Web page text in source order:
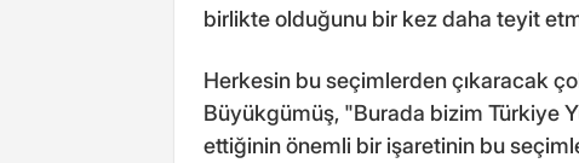
birlikte olduğunu bir kez daha teyit
Herkesin bu seçimlerden çıkaracak
Büyükgümüş, "Burada bizim Türkiye
ettiğinin önemli bir işaretinin bu